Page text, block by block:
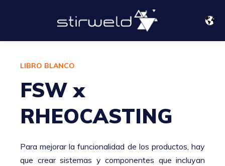
LIBRO BLANCO
FSW x
RHEOCASTING
Para mejorar la funcionalidad de los productos, hay
que crear sistemas y componentes que incluyan